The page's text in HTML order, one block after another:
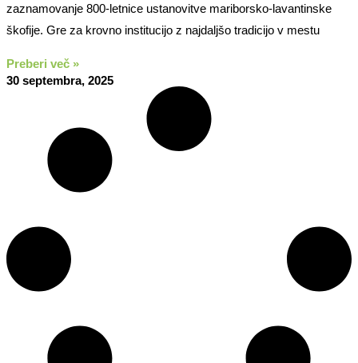
zaznamovanje 800-letnice ustanovitve mariborsko-lavantinske
škofije. Gre za krovno institucijo z najdaljšo tradicijo v mestu
Preberi več »
30 septembra, 2025